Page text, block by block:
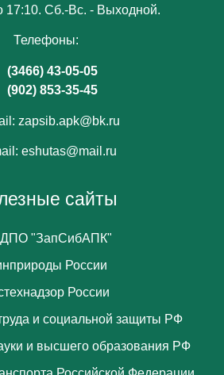
17:10. Сб.-Вс. - Выходной.
Телефоны:
(3466) 43-05-05
(902) 853-35-45
zapsib.apk@bk.ru
eshutas@mail.ru
сайты
"ЗапСибАПК"
России
России
и социальной защиты РФ
и высшего образования РФ